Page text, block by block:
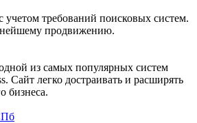
учетом требований поисковых систем.
продвижению.
из самых популярных систем
Сайт легко достраивать и расширять
бизнеса.